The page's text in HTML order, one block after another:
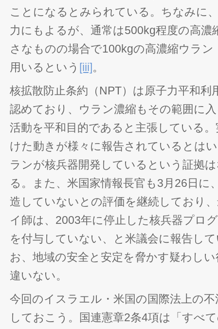
ことになるとみられている。ちなみに
力にもよるが、通常は500kg程度の高濃
さなものの場合で100kgの高濃縮ウラン
用いるという [iii]。
核拡散防止条約（NPT）は原子力平和利
認めており、ウラン濃縮もその範囲に
活動を平和目的であると主張している
けた動きが様々に報告されているとは
ランが核兵器開発しているという証拠
る。また、米国家情報長官も3月26日に
造していないとの評価を継続しており
イ師は、2003年に停止した核兵器プロ
を付与していない、と米議会に報告し
お、地域の安全と安定を脅かす疑わし
違いない。
今回のイスラエル・米国の国際法上の
しておこう。国連憲章2条4項は「すべ